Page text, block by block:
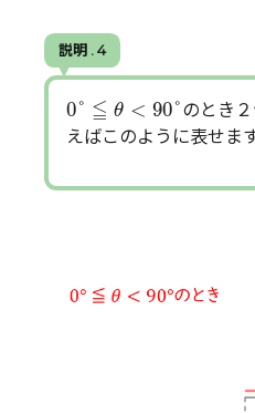
説明 . 4
0° ≦ θ < 90°
0° ≦ θ< 90°
のとき
えばこのように表せます